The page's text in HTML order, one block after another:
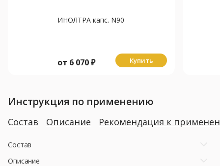
ИНОЛТРА капс. N90
от 6 070₽ Купить
Инструкция по применению
Состав Описание Рекомендация к
Состав
Описание